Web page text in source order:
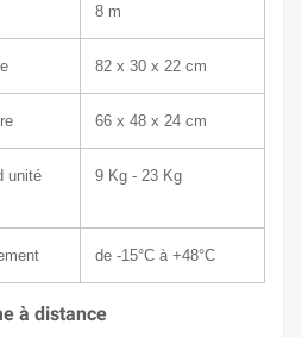
8 m
82 x 30 x 22 cm
66 x 48 x 24 cm
unité
9 Kg - 23 Kg
de -15°C à +48°C
à distance